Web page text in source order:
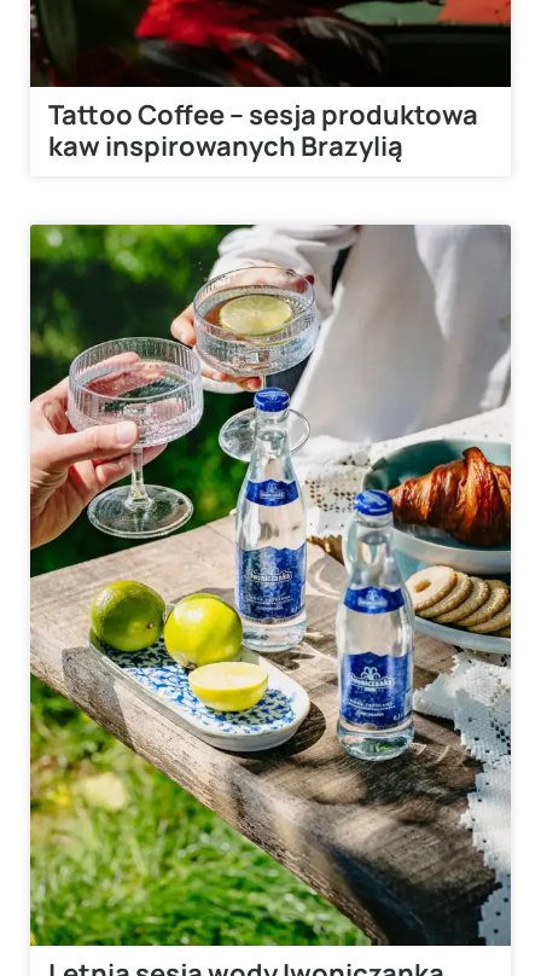
Tattoo Coffee – sesja produktowa
kaw inspirowanych Brazylią